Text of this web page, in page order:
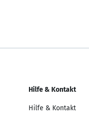
Hilfe & Kontakt
Hilfe & Kontakt